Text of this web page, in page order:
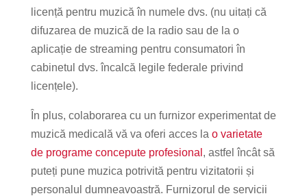
licență pentru muzică în numele dvs. (nu uitați că
difuzarea de muzică de la radio sau de la o
aplicație de streaming pentru consumatori în
cabinetul dvs. încalcă legile federale privind
licențele).
În plus, colaborarea cu un furnizor experimentat de
muzică medicală vă va oferi acces la o varietate
de programe concepute profesional , astfel încât să
puteți pune muzica potrivită pentru vizitatorii și
personalul dumneavoastră. Furnizorul de servicii